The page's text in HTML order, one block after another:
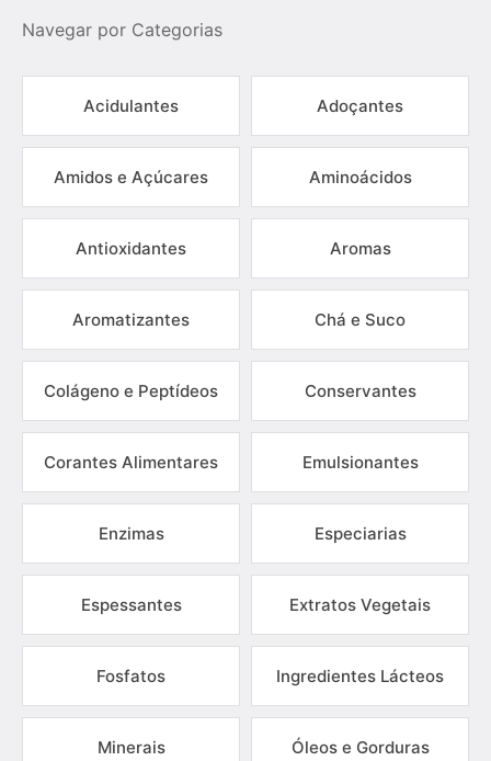
Navegar por Categorias
Acidulantes Adoçantes
Amidos e Açúcares Aminoácidos
Antioxidantes Aromas
Aromatizantes Chá e Suco
Colágeno e Peptídeos Conservantes
Corantes Alimentares Emulsionantes
Enzimas Especiarias
Espessantes Extratos Vegetais
Fosfatos Ingredientes Lácteos
Minerais Óleos e Gorduras